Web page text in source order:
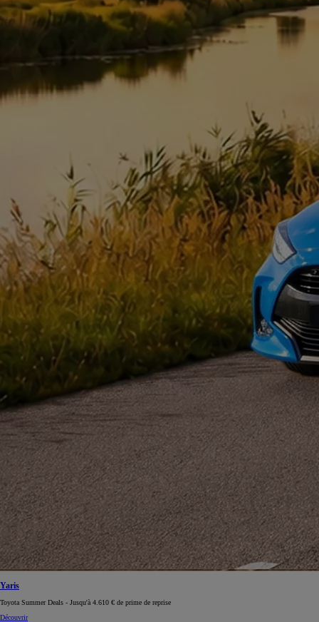
Yaris
Toyota Summer Deals - Jusqu'à 4.610 € de prime de reprise
Découvrir